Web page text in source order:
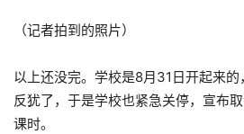
（记者拍到的照片）
以上还没完。学校是8月31日开起来
反犹了，于是学校也紧急关停，宣布
课时。